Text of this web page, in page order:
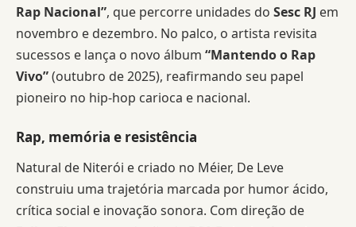
Rap Nacional”, que percorre unidades do Sesc RJ em
novembro e dezembro. No palco, o artista revisita
sucessos e lança o novo álbum “Mantendo o Rap
Vivo”(outubro de 2025), reafirmando seu papel
pioneiro no hip-hop carioca e nacional.
Rap, memória e resistência
Natural de Niterói e criado no Méier, De Leve
construiu uma trajetória marcada por humor ácido,
crítica social e inovação sonora. Com direção de